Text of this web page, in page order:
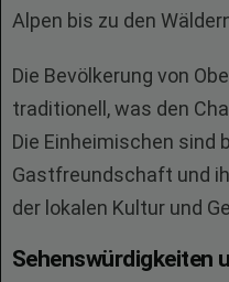
Alpen bis zu den
Die Bevölkerung von
traditionell, was den
Die Einheimischen sind
Gastfreundschaft und
der lokalen Kultur und
Sehenswürdigkeiten